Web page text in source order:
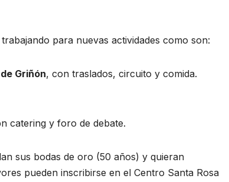
para nuevas actividades como son:
Griñón, con traslados, circuito y comida.
catering y foro de debate.
sus bodas de oro (50 años) y quieran
pueden inscribirse en el Centro Santa Rosa